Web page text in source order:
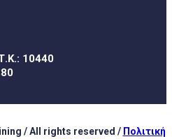
10440
/ All rights reserved / Πολιτική